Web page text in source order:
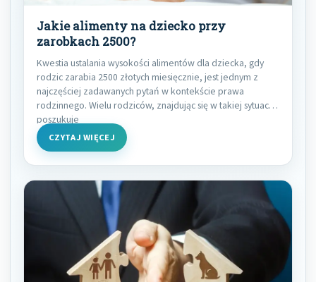
Jakie alimenty na dziecko przy
zarobkach 2500?
Kwestia ustalania wysokości alimentów dla dziecka, gdy
rodzic zarabia 2500 złotych miesięcznie, jest jednym z
najczęściej zadawanych pytań w kontekście prawa
rodzinnego. Wielu rodziców, znajdując się w takiej sytuacji,
poszukuje
CZYTAJ WIĘCEJ